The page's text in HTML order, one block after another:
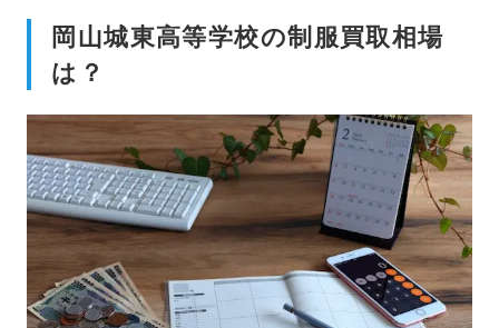
岡山城東高等学校の制服買取相場
は？